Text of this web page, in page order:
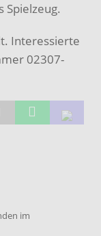
Spielzeug.
Interessierte
02307-
im